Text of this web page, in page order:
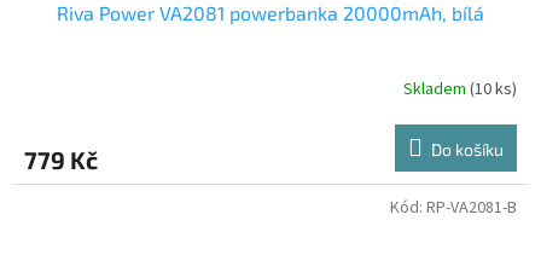
Riva Power VA2081 powerbanka 20000mAh, bílá
Skladem (10 ks)
779 Kč Do košíku
Kód: RP-VA2081-B